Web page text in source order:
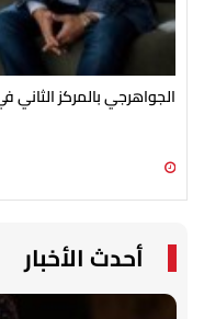
الجواهرجي بالمركز الثاني
أحدث الأخبار